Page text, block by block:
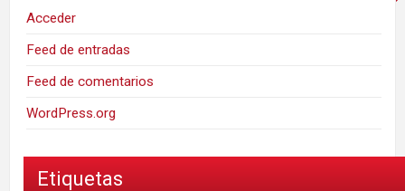
Acceder
Feed de entradas
Feed de comentarios
WordPress.org
Etiquetas